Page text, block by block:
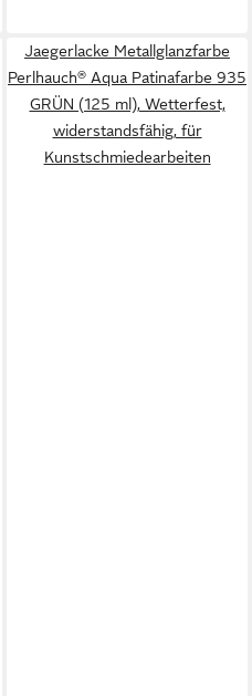
Jaegerlacke Metallglanzfarbe
Perlhauch® Aqua Patinafarbe 935
GRÜN (125 ml), Wetterfest,
widerstandsfähig, für
Kunstschmiedearbeiten